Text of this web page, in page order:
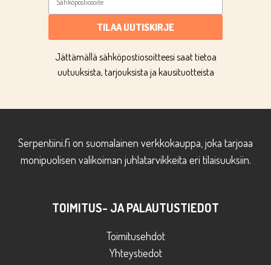
TILAA UUTISKIRJE
Jättämällä sähköpostiosoitteesi saat tietoa
uutuuksista, tarjouksista ja kausituotteista
Serpentiini.fi on suomalainen verkkokauppa, joka tarjoaa
monipuolisen valikoiman juhlatarvikkeita eri tilaisuuksiin.
TOIMITUS- JA PALAUTUSTIEDOT
Toimitusehdot
Yhteystiedot